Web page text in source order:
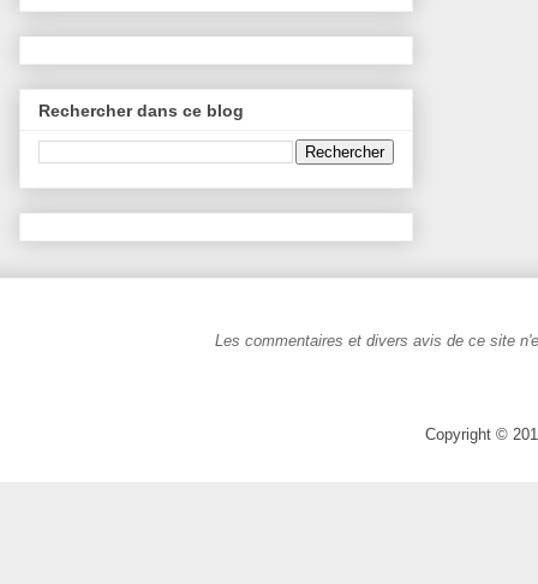
Rechercher dans ce blog
Les commentaires et divers avis de ce site
Copyright ©